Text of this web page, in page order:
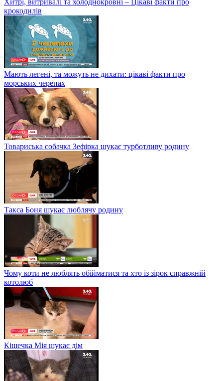
крокодилів
Мають легені, та можуть не дихати: цікаві факти про
морських черепах
Товариська собачка Зефірка шукає турботливу родину
Такса Боня шукає люблячу родину
Чому коти не люблять обійматися та хто із зірок справжній
котолюб
Кішечка Мія шукає дім